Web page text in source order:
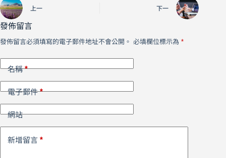
上一 下一
發佈留言
發佈留言必須填寫的電子郵件地址不會公開。 必填欄位標示為 *
名稱*
電子郵件*
網站
新增留言 *